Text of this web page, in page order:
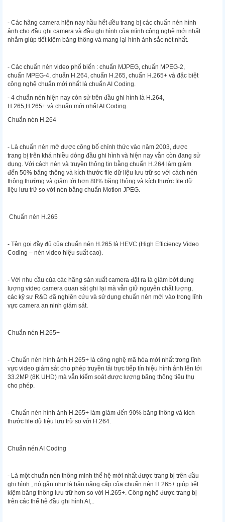
- Các hãng camera hiện nay hầu hết đều trang bị các chuẩn nén hình
ảnh cho đầu ghi camera và đầu ghi hình của mình công nghệ mới nhất
nhằm giúp tiết kiệm băng thông và mang lại hình ảnh sắc nét nhất.
- Các chuẩn nén video phổ biến : chuẩn MJPEG, chuẩn MPEG-2,
chuẩn MPEG-4, chuẩn H.264, chuẩn H.265, chuẩn H.265+ và đặc biệt
công nghệ chuẩn mới nhất là chuẩn AI Coding.
- 4 chuẩn nén hiện nay còn sử trên đầu ghi hình là H.264,
H.265,H.265+ và chuẩn mới nhất AI Coding.
Chuẩn nén H.264
- Là chuẩn nén mở được công bố chính thức vào năm 2003, được
trang bị trên khá nhiều dòng đầu ghi hình và hiện nay vẫn còn đang sử
dụng. Với cách nén và truyền thông tin bằng chuẩn H.264 làm giảm
đến 50% băng thông và kích thước file dữ liệu lưu trữ so với cách nén
thông thường và giảm tới hơn 80% băng thông và kích thước file dữ
liệu lưu trữ so với nén bằng chuẩn Motion JPEG.
Chuẩn nén H.265
- Tên gọi đầy đủ của chuẩn nén H.265 là HEVC (High Efficiency Video
Coding – nén video hiệu suất cao).
- Với nhu cầu của các hãng sản xuất camera đặt ra là giảm bớt dung
lượng video camera quan sát ghi lại mà vẫn giữ nguyên chất lượng,
các kỹ sư R&D đã nghiên cứu và sử dụng chuẩn nén mới vào trong lĩnh
vực camera an ninh giám sát.
Chuẩn nén H.265+
- Chuẩn nén hình ảnh H.265+ là công nghệ mã hóa mới nhất trong lĩnh
vực video giám sát cho phép truyền tải trực tiếp tín hiệu hình ảnh lên tới
33.2MP (8K UHD) mà vẫn kiểm soát được lượng băng thông tiêu thụ
cho phép.
- Chuẩn nén hình ảnh H.265+ làm giảm đến 90% băng thông và kích
thước file dữ liệu lưu trữ so với H.264.
Chuẩn nén AI Coding
- Là một chuẩn nén thông minh thế hệ mới nhất được trang bị trên đầu
ghi hình , nó gần như là bản nâng cấp của chuẩn nén H.265+ giúp tiết
kiệm băng thông lưu trữ hơn so với H.265+. Công nghệ được trang bị
trên các thế hệ đầu ghi hình AI,..